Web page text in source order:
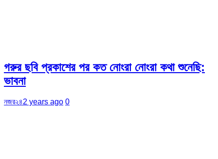
গরুর ছবি প্রকাশের পর কত নোংরা নোংরা কথা শুনেছি:
ভাবনা
নজর২৪2 years ago 0